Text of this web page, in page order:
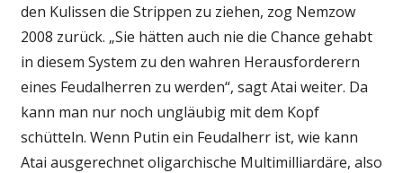
den Kulissen die Strippen zu ziehen, zog Nemzow
2008 zurück. „Sie hätten auch nie die Chance gehabt
in diesem System zu den wahren Herausforderern
eines Feudalherren zu werden“, sagt Atai weiter. Da
kann man nur noch ungläubig mit dem Kopf
schütteln. Wenn Putin ein Feudalherr ist, wie kann
Atai ausgerechnet oligarchische Multimilliardäre, also